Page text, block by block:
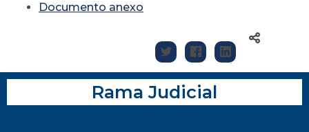
Documento anexo
Rama Judicial